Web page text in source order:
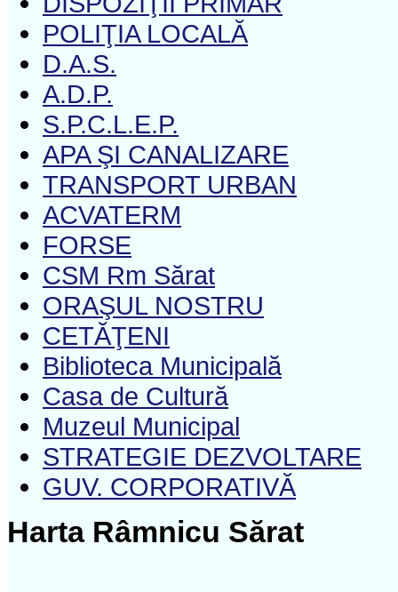
POLIŢIA LOCALĂ
D.A.S.
A.D.P.
S.P.C.L.E.P.
APA ŞI CANALIZARE
TRANSPORT URBAN
ACVATERM
FORSE
CSM Rm Sărat
ORAŞUL NOSTRU
CETĂŢENI
Biblioteca Municipală
Casa de Cultură
Muzeul Municipal
STRATEGIE DEZVOLTARE
GUV. CORPORATIVĂ
Harta Râmnicu Sărat